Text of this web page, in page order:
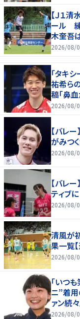
【Ｊ１
ール 練
木奎吾
場停止
2026/08/
「タキ
祐希ら
稿「鼻
好いい」
2026/08/
【バレ
がみつ
2026/08/
【バレ
ティブ
2026/08/
清風が
果一覧
2026/08/
「いつ
ニ”着用
ァン続
2026/08/